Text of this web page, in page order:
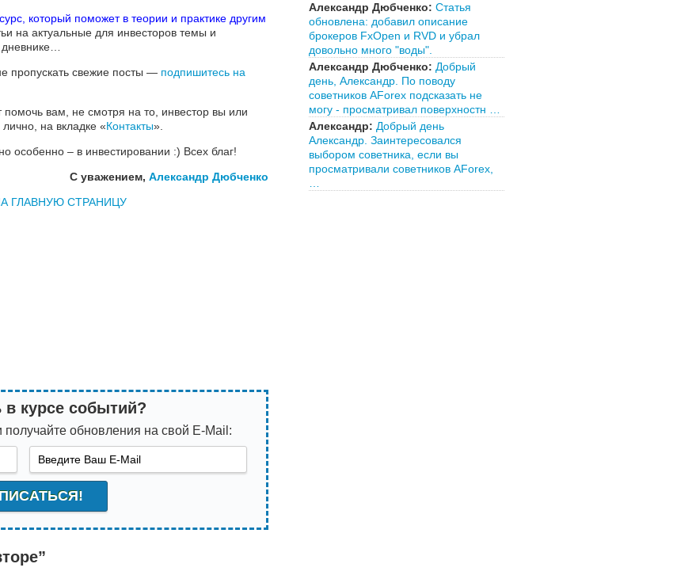
который поможет в теории и практике другим
на актуальные для инвесторов темы и
пропускать свежие посты — подпишитесь на
вам, не смотря на то, инвестор вы или
на вкладке «Контакты».
особенно – в инвестировании :) Всех благ!
С уважением, Александр Дюбченко
ГЛАВНУЮ СТРАНИЦУ
в курсе событий?
получайте обновления на свой E-Mail:
Александр Дюбченко: Статья
обновлена: добавил описание
брокеров FxOpen и RVD и убрал
довольно много "воды".
Александр Дюбченко: Добрый
день, Александр. По поводу
советников AForex подсказать не
могу - просматривал поверхностн …
Александр: Добрый день
Александр. Заинтересовался
выбором советника, если вы
просматривали советников AForex,